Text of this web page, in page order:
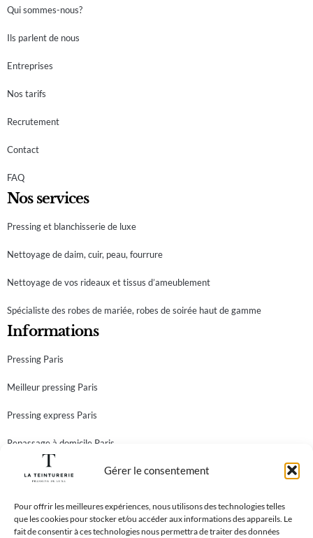
Gérer le consentement
Pour offrir les meilleures expériences, nous utilisons des technologies telles
que les cookies pour stocker et/ou accéder aux informations des appareils. Le
fait de consentir à ces technologies nous permettra de traiter des données
Qui sommes-nous?
Ils parlent de nous
Entreprises
Nos tarifs
Recrutement
Contact
FAQ
Nos services
Pressing et blanchisserie de luxe
Nettoyage de daim, cuir, peau, fourrure
Nettoyage de vos rideaux et tissus d’ameublement
Spécialiste des robes de mariée, robes de soirée haut de gamme
Informations
Pressing Paris
Meilleur pressing Paris
Pressing express Paris
Repassage à domicile Paris
Teinturier Paris
Abonnez-vous à notre newsletter et recevez toutes nos
meilleures offres!